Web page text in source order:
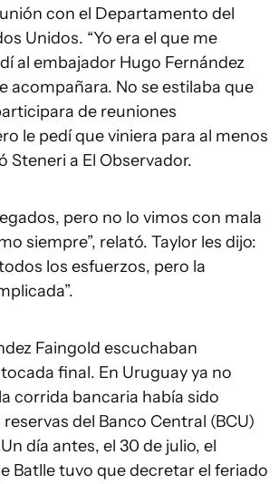
con el Departamento del
Unidos. “Yo era el que me
al embajador Hugo Fernández
acompañara. No se estilaba que
de reuniones
le pedí que viniera para al menos
Steneri a El Observador.
pero no lo vimos con mala
siempre”, relató. Taylor les dijo:
los esfuerzos, pero la
Faingold escuchaban
final. En Uruguay ya no
corrida bancaria había sido
del Banco Central (BCU)
día antes, el 30 de julio, el
Batlle tuvo que decretar el feriado